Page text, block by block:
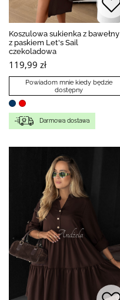
Koszulowa sukienka z bawełny
z paskiem Let's Sail
czekoladowa
119,99 zł
Powiadom mnie kiedy będzie
dostępny
Darmowa dostawa